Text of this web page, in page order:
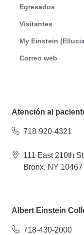
Egresados
Visitantes
My Einstein
Correo web
Atención al
718-920-4321
111 East 210th
Bronx, NY 10467
Albert Einstein
718-430-2000